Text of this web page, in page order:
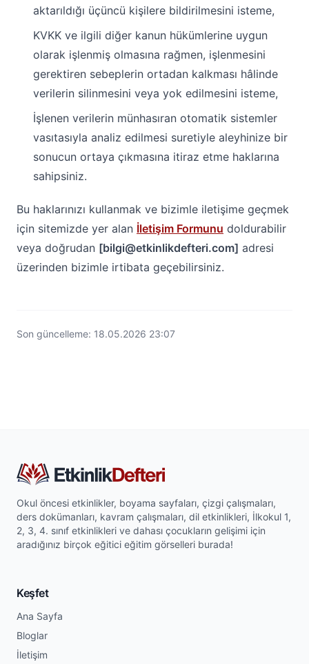
aktarıldığı üçüncü kişilere bildirilmesini isteme,
KVKK ve ilgili diğer kanun hükümlerine uygun
olarak işlenmiş olmasına rağmen, işlenmesini
gerektiren sebeplerin ortadan kalkması hâlinde
verilerin silinmesini veya yok edilmesini isteme,
İşlenen verilerin münhasıran otomatik sistemler
vasıtasıyla analiz edilmesi suretiyle aleyhinize bir
sonucun ortaya çıkmasına itiraz etme haklarına
sahipsiniz.
Bu haklarınızı kullanmak ve bizimle iletişime geçmek
için sitemizde yer alan İletişim Formunu doldurabilir
veya doğrudan [bilgi@etkinlikdefteri.com] adresi
üzerinden bizimle irtibata geçebilirsiniz.
Son güncelleme: 18.05.2026 23:07
Okul öncesi etkinlikler, boyama sayfaları, çizgi çalışmaları,
ders dokümanları, kavram çalışmaları, dil etkinlikleri, İlkokul 1,
2, 3, 4. sınıf etkinlikleri ve dahası çocukların gelişimi için
aradığınız birçok eğitici eğitim görselleri burada!
Keşfet
Ana Sayfa
Bloglar
İletişim